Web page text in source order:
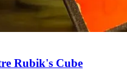
Rubik's Cube